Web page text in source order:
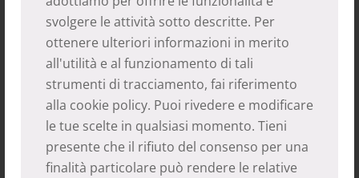
svolgere le attività sotto descritte. Per
ottenere ulteriori informazioni in merito
all'utilità e al funzionamento di tali
strumenti di tracciamento, fai riferimento
alla cookie policy. Puoi rivedere e modificare
le tue scelte in qualsiasi momento. Tieni
presente che il rifiuto del consenso per una
finalità particolare può rendere le relative
Tanti aiutanti corraggiosi hanno sfidato
pioggia, vento e freddo ed aiutato con tanto
entusiasmo e alla fine abbiamo raccolto la
bellezza di quasi 1.000 euro. Oltre a questo
la Sig.ra Schepeler Dariz si è resa disponibile
a vendere le corone d’avvento rimaste alla
festa di beneficienza organizzata da lei alla